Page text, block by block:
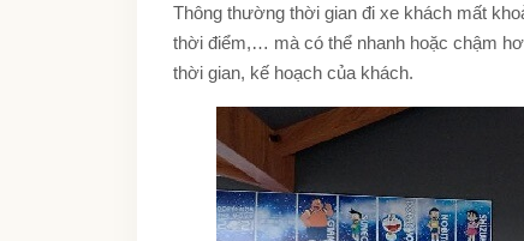
Thông thường thời gian đi xe khách mất
thời điểm,… mà có thể nhanh hoặc chậm
thời gian, kế hoạch của khách.